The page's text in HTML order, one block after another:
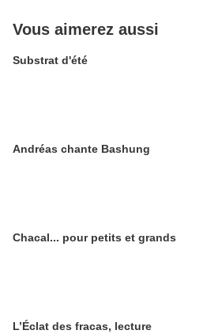
Vous aimerez aussi
Substrat d'été
Andréas chante Bashung
Chacal... pour petits et grands
L’Éclat des fracas, lecture